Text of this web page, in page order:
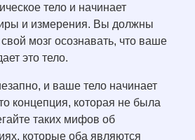
тело и начинает
и измерения. Вы должны
мозг осознавать, что ваше
это тело.
и ваше тело начинает
концепция, которая не была
таких мифов об
которые оба являются